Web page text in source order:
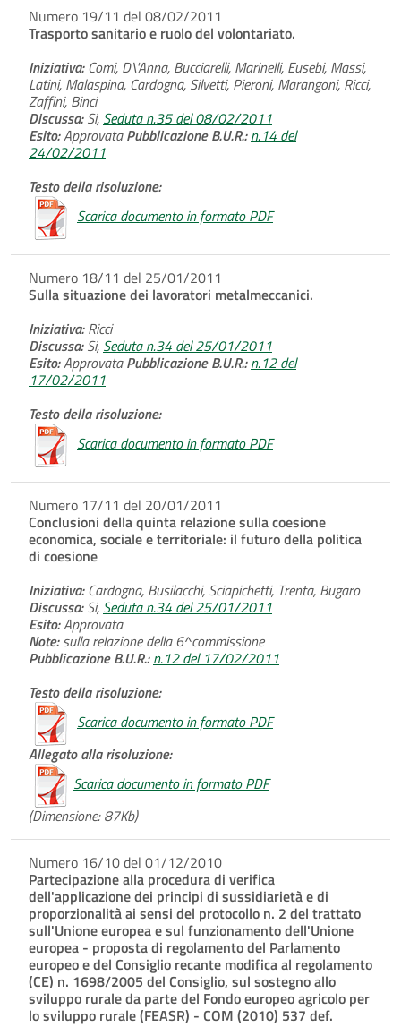
Numero 19/11 del 08/02/2011
Trasporto sanitario e ruolo del volontariato.
Iniziativa:Comi, D\'Anna, Bucciarelli, Marinelli, Eusebi, Massi,
Latini, Malaspina, Cardogna, Silvetti, Pieroni, Marangoni, Ricci,
Zaffini, Binci
Discussa:Si, Seduta n.35 del 08/02/2011
Esito:ApprovataPubblicazione B.U.R.: n.14 del
24/02/2011
Testo della risoluzione:
Scarica documento in formato PDF
Numero 18/11 del 25/01/2011
Sulla situazione dei lavoratori metalmeccanici.
Iniziativa:Ricci
Discussa:Si, Seduta n.34 del 25/01/2011
Esito:ApprovataPubblicazione B.U.R.: n.12 del
17/02/2011
Testo della risoluzione:
Scarica documento in formato PDF
Numero 17/11 del 20/01/2011
Conclusioni della quinta relazione sulla coesione
economica, sociale e territoriale: il futuro della politica
di coesione
Iniziativa:Cardogna, Busilacchi, Sciapichetti, Trenta, Bugaro
Discussa:Si, Seduta n.34 del 25/01/2011
Esito:Approvata
Note:sulla relazione della 6^commissione
Pubblicazione B.U.R.: n.12 del 17/02/2011
Testo della risoluzione:
Scarica documento in formato PDF
Allegato alla risoluzione:
Scarica documento in formato PDF
(Dimensione: 87Kb)
Numero 16/10 del 01/12/2010
Partecipazione alla procedura di verifica
dell'applicazione dei principi di sussidiarietà e di
proporzionalità ai sensi del protocollo n. 2 del trattato
sull'Unione europea e sul funzionamento dell'Unione
europea - proposta di regolamento del Parlamento
europeo e del Consiglio recante modifica al regolamento
(CE) n. 1698/2005 del Consiglio, sul sostegno allo
sviluppo rurale da parte del Fondo europeo agricolo per
lo sviluppo rurale (FEASR) - COM (2010) 537 def.